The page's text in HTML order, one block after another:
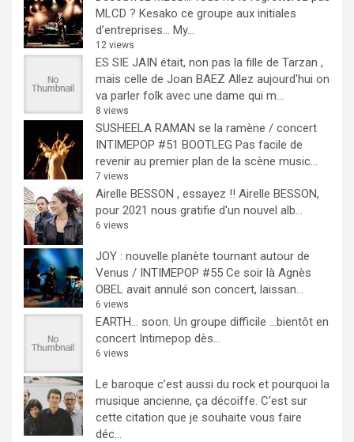
MLCD ? Kesako ce groupe aux initiales
d’entreprises… My...
12 views
ES SIE JAIN était, non pas la fille de Tarzan ,
mais celle de Joan BAEZ Allez aujourd'hui on
va parler folk avec une dame qui m...
8 views
SUSHEELA RAMAN se la ramène / concert
INTIMEPOP #51 BOOTLEG Pas facile de
revenir au premier plan de la scène music...
7 views
Airelle BESSON , essayez !! Airelle BESSON,
pour 2021 nous gratifie d'un nouvel alb...
6 views
JOY : nouvelle planète tournant autour de
Venus / INTIMEPOP #55 Ce soir là Agnès
OBEL avait annulé son concert, laissan...
6 views
EARTH… soon. Un groupe difficile ...bientôt en
concert Intimepop dès...
6 views
Le baroque c’est aussi du rock et pourquoi la
musique ancienne, ça décoiffe. C'est sur
cette citation que je souhaite vous faire
déc...